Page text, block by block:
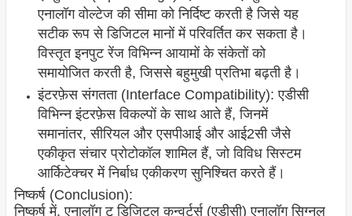
एनालॉग वोल्टेज की सीमा को निर्दिष्ट करती है जिसे यह
सटीक रूप से डिजिटल मानों में परिवर्तित कर सकता है।
विस्तृत इनपुट रेंज विभिन्न आयामों के संकेतों को
समायोजित करती है, जिससे बहुमुखी प्रतिभा बढ़ती है।
इंटरफ़ेस संगतता (Interface Compatibility): एडीसी
विभिन्न इंटरफ़ेस विकल्पों के साथ आते हैं, जिनमें
समानांतर, सीरियल और एसपीआई और आई2सी जैसे
एकीकृत संचार प्रोटोकॉल शामिल हैं, जो विविध सिस्टम
आर्किटेक्चर में निर्बाध एकीकरण सुनिश्चित करते हैं।
निष्कर्ष (Conclusion):
निष्कर्ष में, एनालॉग टू डिजिटल कन्वर्टर्स (एडीसी) एनालॉग सिग्नल